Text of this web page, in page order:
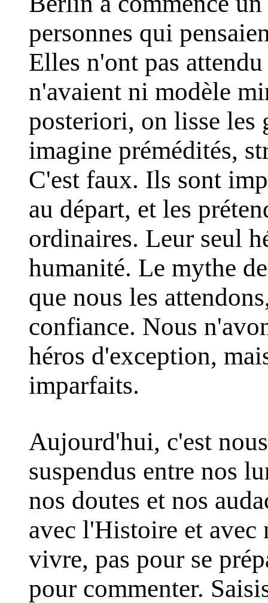
personnes qui
Elles n'ont pas
n'avaient ni modèle
posteriori, on lisse les
imagine prémédités,
C'est faux. Ils sont
au départ, et les
ordinaires. Leur seul
humanité. Le mythe
que nous les
confiance. Nous
héros d'exception,
imparfaits.
Aujourd'hui, c'est
suspendus entre nos
nos doutes et nos
avec l'Histoire et avec
vivre, pas pour se
pour commenter.